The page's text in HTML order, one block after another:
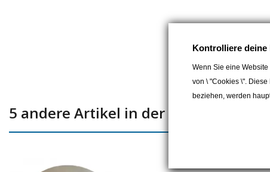
5 andere Artikel in der gleichen
Kontrolliere deine
Wenn Sie eine
von \ "Cookies \".
beziehen, werden